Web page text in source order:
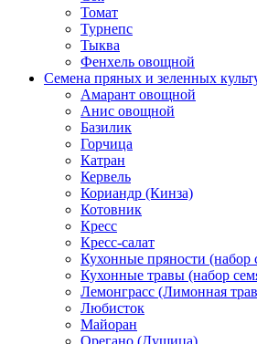
Томат
Турнепс
Тыква
Фенхель овощной
Семена пряных и зеленных
Амарант овощной
Анис овощной
Базилик
Горчица
Катран
Кервель
Кориандр (Кинза)
Котовник
Кресс
Кресс-салат
Кухонные пряности (набор
Кухонные травы (набор
Лемонграсс (Лимонная
Любисток
Майоран